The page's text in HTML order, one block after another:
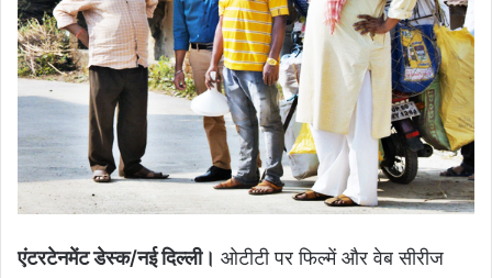
एंटरटेनमेंट डेस्क/नई दिल्ली। ओटीटी पर फिल्में और वेब सीरीज